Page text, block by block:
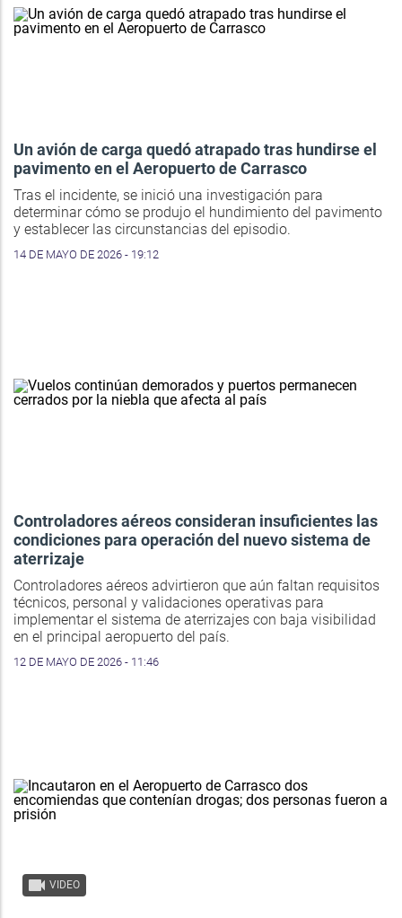
Un avión de carga quedó atrapado tras hundirse el
pavimento en el Aeropuerto de Carrasco
Tras el incidente, se inició una investigación para
determinar cómo se produjo el hundimiento del pavimento
y establecer las circunstancias del episodio.
14 DE MAYO DE 2026 - 19:12
Controladores aéreos consideran insuficientes las
condiciones para operación del nuevo sistema de
aterrizaje
Controladores aéreos advirtieron que aún faltan requisitos
técnicos, personal y validaciones operativas para
implementar el sistema de aterrizajes con baja visibilidad
en el principal aeropuerto del país.
12 DE MAYO DE 2026 - 11:46
VIDEO